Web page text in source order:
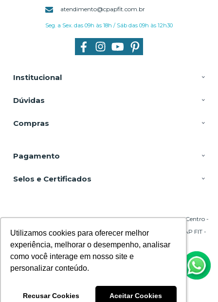
Utilizamos cookies para oferecer melhor
experiência, melhorar o desempenho, analisar
como você interage em nosso site e
personalizar conteúdo.
Recusar Cookies Aceitar Cookies
Utilizamos cookies para oferecer melhor
experiência, melhorar o desempenho, analisar
como você interage em nosso site e
personalizar conteúdo.
Recusar Cookies Aceitar Cookies
Institucional
Dúvidas
Compras
atendimento@cpapfit.com.br
Seg. a Sex. das 09h às 18h / Sáb das 09h às 12h30
Pagamento
Selos e Certificados
DSP Equipamentos, Rua Emílio Blum - 131 - Sala 206 Torre A - Centro -
CNPJ: 29.695.217/0001-45 | © Todos os direitos reservados - CPAP FIT -
2026